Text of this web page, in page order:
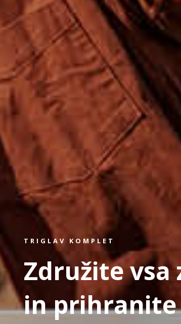
TRIGLAV KOMPLET
Združite vsa
in prihranite